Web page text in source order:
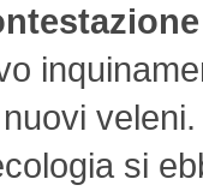
veleni.
si